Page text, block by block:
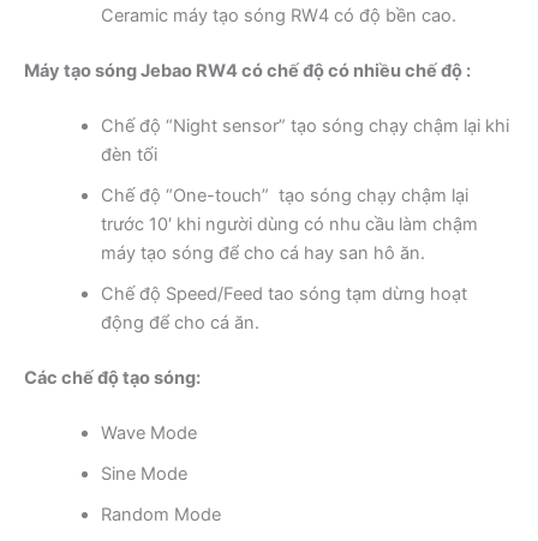
Ceramic máy tạo sóng RW4 có độ bền cao.
Máy tạo sóng Jebao RW4 có chế độ có nhiều chế độ :
Chế độ “Night sensor” tạo sóng chạy chậm lại khi
đèn tối
Chế độ “One-touch” tạo sóng chạy chậm lại
trước 10′ khi người dùng có nhu cầu làm chậm
máy tạo sóng để cho cá hay san hô ăn.
Chế độ Speed/Feed tao sóng tạm dừng hoạt
động để cho cá ăn.
Các chế độ tạo sóng:
Wave Mode
Sine Mode
Random Mode